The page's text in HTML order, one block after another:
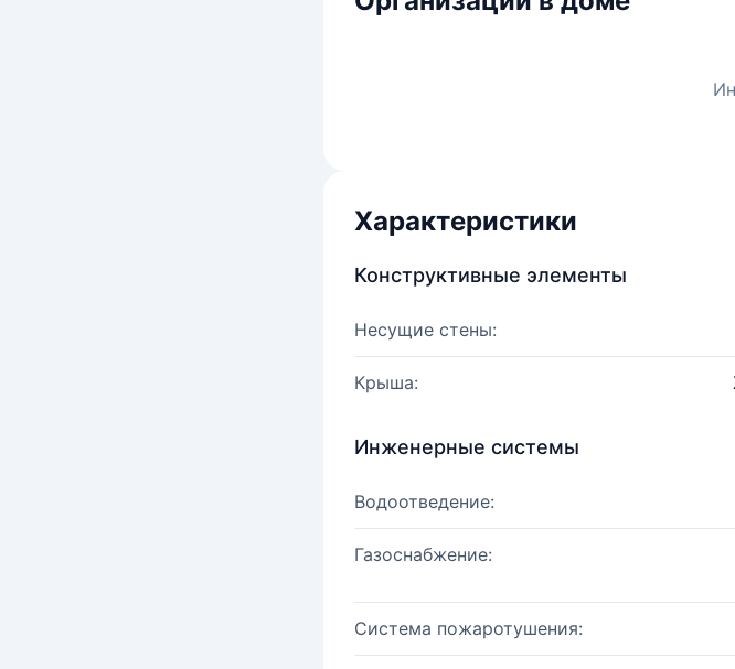
Характеристики
Конструктивные элементы
Несущие стены:
Крыша:
Инженерные системы
Водоотведение:
Газоснабжение:
Система пожаротушения: